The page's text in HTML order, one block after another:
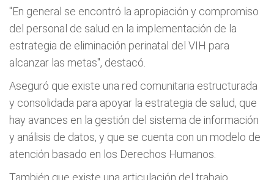
"En general se encontró la apropiación y compromiso
del personal de salud en la implementación de la
estrategia de eliminación perinatal del VIH para
alcanzar las metas", destacó.
Aseguró que existe una red comunitaria estructurada
y consolidada para apoyar la estrategia de salud, que
hay avances en la gestión del sistema de información
y análisis de datos, y que se cuenta con un modelo de
atención basado en los Derechos Humanos.
También que existe una articulación del trabajo